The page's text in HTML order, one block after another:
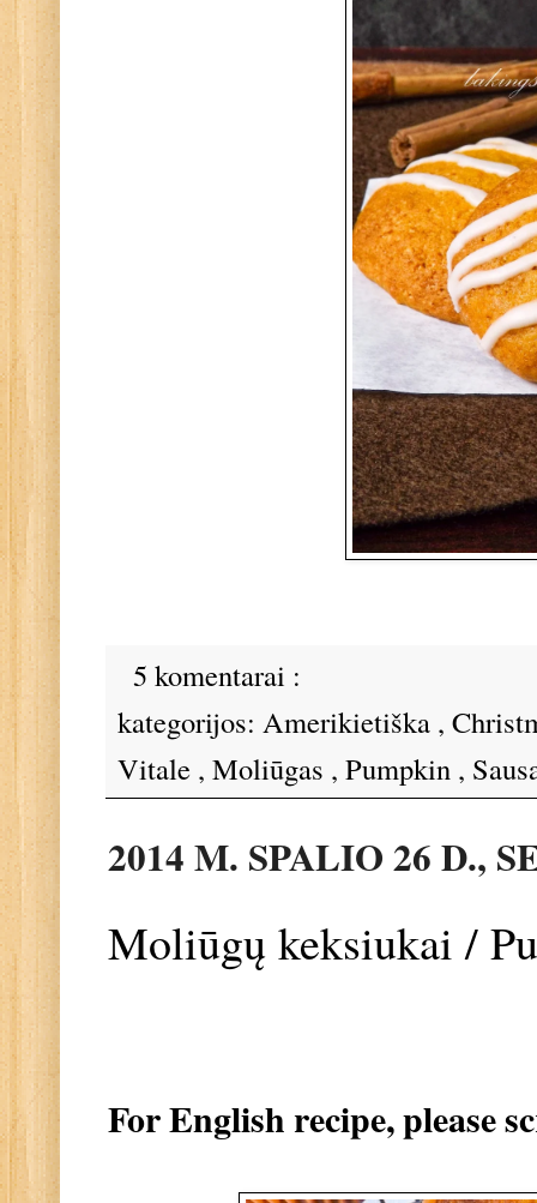
5 komentarai :
kategorijos: Amerikietiška ,
Vitale , Moliūgas , Pumpkin ,
2014 M. SPALIO 26 D.,
Moliūgų keksiukai /
For English recipe, please